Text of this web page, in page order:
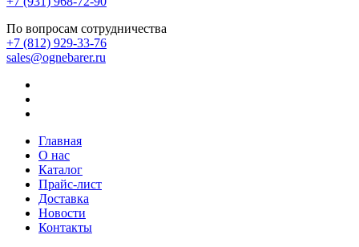
По вопросам сотрудничества
+7 (812) 929-33-76
sales@ognebarer.ru
Главная
О нас
Каталог
Прайс-лист
Доставка
Новости
Контакты